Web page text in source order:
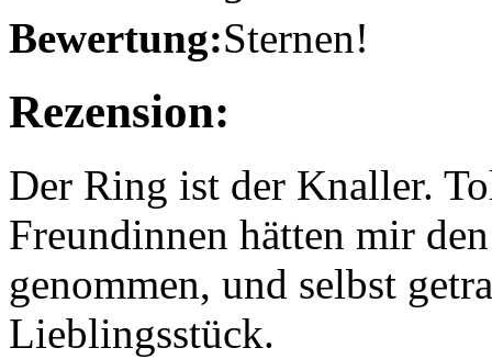
Bewertung:
Rezension:
Der Ring ist der Knaller.
Freundinnen hätten mir
genommen, und selbst
Lieblingsstück.